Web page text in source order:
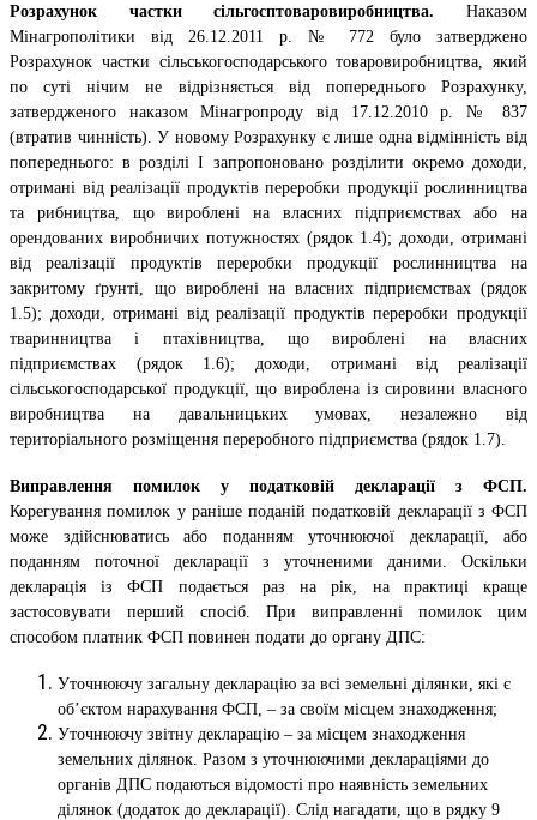
Розрахунок частки сільгосптоваровиробництва. Наказом
Мінагрополітики від 26.12.2011 р. № 772 було затверджено
Розрахунок частки сільськогосподарського товаровиробництва, який
по суті нічим не відрізняється від попереднього Розрахунку,
затвердженого наказом Мінагропроду від 17.12.2010 р. № 837
(втратив чинність). У новому Розрахунку є лише одна відмінність від
попереднього: в розділі І запропоновано розділити окремо доходи,
отримані від реалізації продуктів переробки продукції рослинництва
та рибництва, що вироблені на власних підприємствах або на
орендованих виробничих потужностях (рядок 1.4); доходи, отримані
від реалізації продуктів переробки продукції рослинництва на
закритому ґрунті, що вироблені на власних підприємствах (рядок
1.5); доходи, отримані від реалізації продуктів переробки продукції
тваринництва і птахівництва, що вироблені на власних
підприємствах (рядок 1.6); доходи, отримані від реалізації
сільськогосподарської продукції, що вироблена із сировини власного
виробництва на давальницьких умовах, незалежно від
територіального розміщення переробного підприємства (рядок 1.7).
Виправлення помилок у податковій декларації з ФСП.
Корегування помилок у раніше поданій податковій декларації з ФСП
може здійснюватись або поданням уточнюючої декларації, або
поданням поточної декларації з уточненими даними. Оскільки
декларація із ФСП подається раз на рік, на практиці краще
застосовувати перший спосіб. При виправленні помилок цим
способом платник ФСП повинен подати до органу ДПС:
Уточнюючу загальну декларацію за всі земельні ділянки, які є
об’єктом нарахування ФСП, – за своїм місцем знаходження;
Уточнюючу звітну декларацію – за місцем знаходження
земельних ділянок. Разом з уточнюючими деклараціями до
органів ДПС подаються відомості про наявність земельних
ділянок (додаток до декларації). Слід нагадати, що в рядку 9